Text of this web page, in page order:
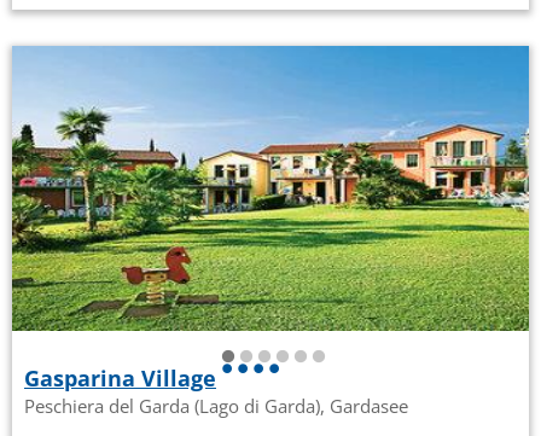
Gasparina Village
Peschiera del Garda (Lago di Garda), Gardasee